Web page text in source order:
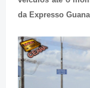
da Expresso